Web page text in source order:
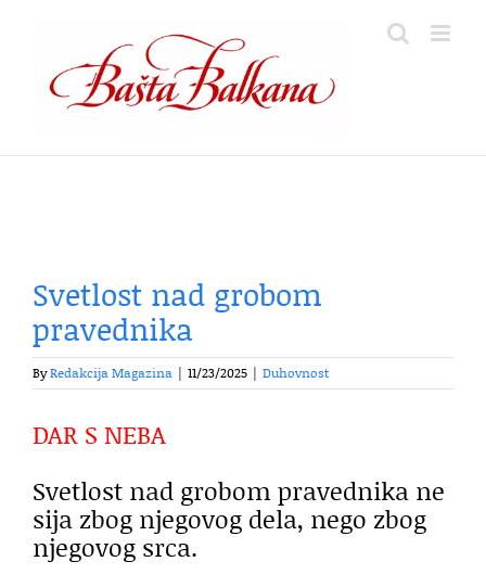
content
Svetlost nad grobom
pravednika
ByRedakcija Magazina 11/23/2025 Duhovnost
DAR S NEBA
Svetlost nad grobom pravednika ne
sija zbog njegovog dela, nego zbog
njegovog srca.